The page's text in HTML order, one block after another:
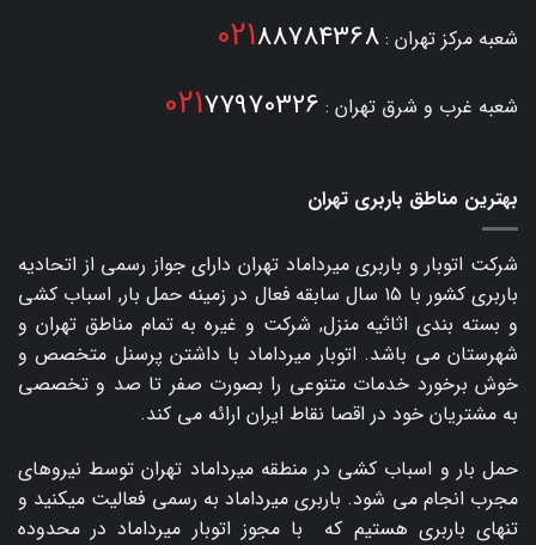
شعبه مرکز تهران : 02188784368
شعبه غرب و شرق تهران : 02177970326
بهترین مناطق باربری تهران
شرکت اتوبار و باربری میرداماد تهران دارای جواز رسمی از اتحادیه
باربری کشور با ۱۵ سال سابقه فعال در زمینه حمل بار, اسباب کشی
و بسته بندی اثاثیه منزل, شرکت و غیره به تمام مناطق تهران و
شهرستان می باشد. اتوبار میرداماد با داشتن پرسنل متخصص و
خوش برخورد خدمات متنوعی را بصورت صفر تا صد و تخصصی
به مشتریان خود در اقصا نقاط ایران ارائه می کند.
حمل بار و اسباب کشی در منطقه میرداماد تهران توسط نیروهای
مجرب انجام می شود. باربری میرداماد به رسمی فعالیت میکنید و
تنهای باربری هستیم که با مجوز اتوبار میرداماد در محدوده